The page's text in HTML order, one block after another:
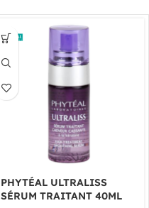
PHYTÉAL ULTRALISS
SÉRUM TRAITANT 40ML